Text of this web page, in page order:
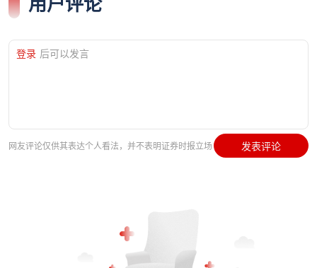
登录 后可以发言
网友评论仅供其表达个人看法，并不表明证券时报立场 发表评论